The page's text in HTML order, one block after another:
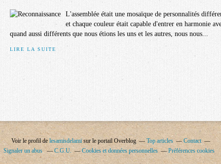
L'assemblée était une mosaïque de personnalités
et chaque couleur était capable d'entrer en harmonie
quand aussi différents que nous étions les uns et les autres, nous nous...
LIRE LA SUITE
Voir le profil de lesamisdelamisur le portail Overblog Top articles
Contact
Signaler un abus
C.G.U. Cookies et données personnelles Préférences cookies